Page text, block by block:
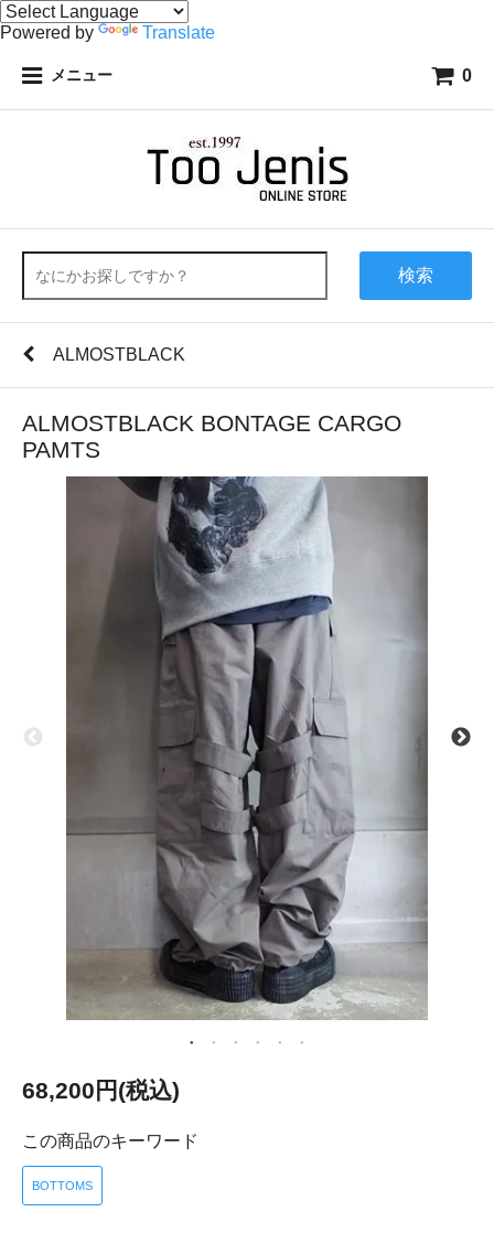
Powered by Translate
メニュー 0
検索
ALMOSTBLACK
ALMOSTBLACK BONTAGE CARGO
PAMTS
68,200円(税込)
この商品のキーワード
BOTTOMS